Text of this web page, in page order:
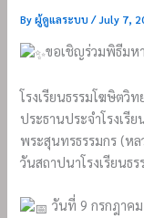
Byผู้ดูแลระบบ/July 7,
ขอเชิญร่วมพิธีม
โรงเรียนธรรมโฆษิตวิ
ประธานประจำโรงเ
พระสุนทรธรรมกร (ห
วันสถาปนาโรงเรียนธ
วันที่ 9 กรกฎาค